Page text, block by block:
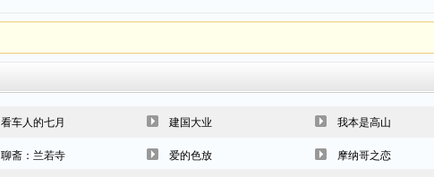
看车人的七月 建国大业 我本是高山
聊斋：兰若寺 爱的色放 摩纳哥之恋